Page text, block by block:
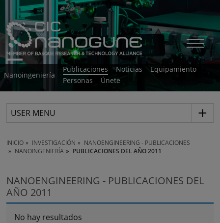
Nanoingeniería
Publicaciones Noticias
Equipamiento
Personas
Únete
USER MENU
INICIO INVESTIGACIÓN
NANOENGINEERING - PUBLICACIONES
NANOINGENIERÍA
PUBLICACIONES DEL AÑO 2011
NANOENGINEERING - PUBLICACIONES DEL
AÑO 2011
No hay resultados